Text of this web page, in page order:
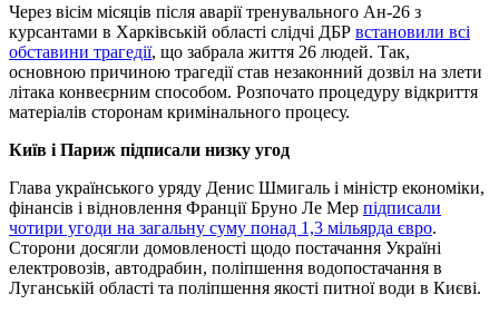
Через вісім місяців після аварії тренувального Ан-26 з
курсантами в Харківській області слідчі ДБР встановили всі
обставини трагедії, що забрала життя 26 людей. Так,
основною причиною трагедії став незаконний дозвіл на злети
літака конвеєрним способом. Розпочато процедуру відкриття
матеріалів сторонам кримінального процесу.
Київ і Париж підписали низку угод
Глава українського уряду Денис Шмигаль і міністр економіки,
фінансів і відновлення Франції Бруно Ле Мер підписали
чотири угоди на загальну суму понад 1,3 мільярда євро.
Сторони досягли домовленості щодо постачання Україні
електровозів, автодрабин, поліпшення водопостачання в
Луганській області та поліпшення якості питної води в Києві.